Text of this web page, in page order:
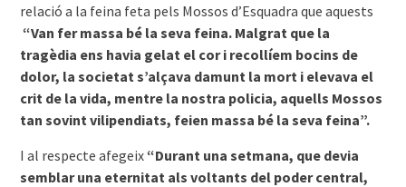
relació a la feina feta pels Mossos d’Esquadra que aquests
“Van fer massa bé la seva feina. Malgrat que la
tragèdia ens havia gelat el cor i re­collíem bocins de
dolor, la societat s’alçava damunt la mort i elevava el
crit de la vida, mentre la nostra policia, aquells Mossos
tan sovint vi­lipendiats, feien massa bé la seva feina”.
I al respecte afegeix “Durant una setmana, que devia
semblar una eternitat als voltants del poder central,